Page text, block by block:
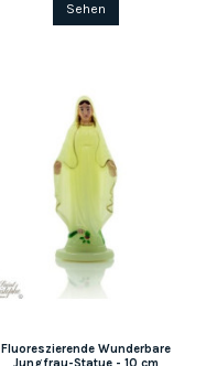
Sehen
Fluoreszierende Wunderbare
Jungfrau-Statue - 10 cm